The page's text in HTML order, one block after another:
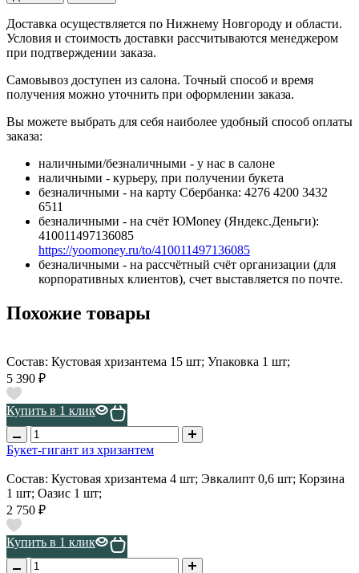
Доставка осуществляется по Нижнему Новгороду и области.
Условия и стоимость доставки рассчитываются менеджером
при подтверждении заказа.
Самовывоз доступен из салона. Точный способ и время
получения можно уточнить при оформлении заказа.
Вы можете выбрать для себя наиболее удобный способ оплаты
заказа:
наличными/безналичными - у нас в салоне
наличными - курьеру, при получении букета
безналичными - на карту Сбербанка: 4276 4200 3432
6511
безналичными - на счёт ЮMoney (Яндекс.Деньги):
410011497136085
https://yoomoney.ru/to/410011497136085
безналичными - на рассчётный счёт организации (для
корпоративных клиентов), счет выставляется по почте.
Похожие товары
Состав: Кустовая хризантема 15 шт; Упаковка 1 шт;
5 390 ₽
Купить в 1 клик
Букет-гигант из хризантем
Состав: Кустовая хризантема 4 шт; Эвкалипт 0,6 шт; Корзина
1 шт; Оазис 1 шт;
2 750 ₽
Купить в 1 клик